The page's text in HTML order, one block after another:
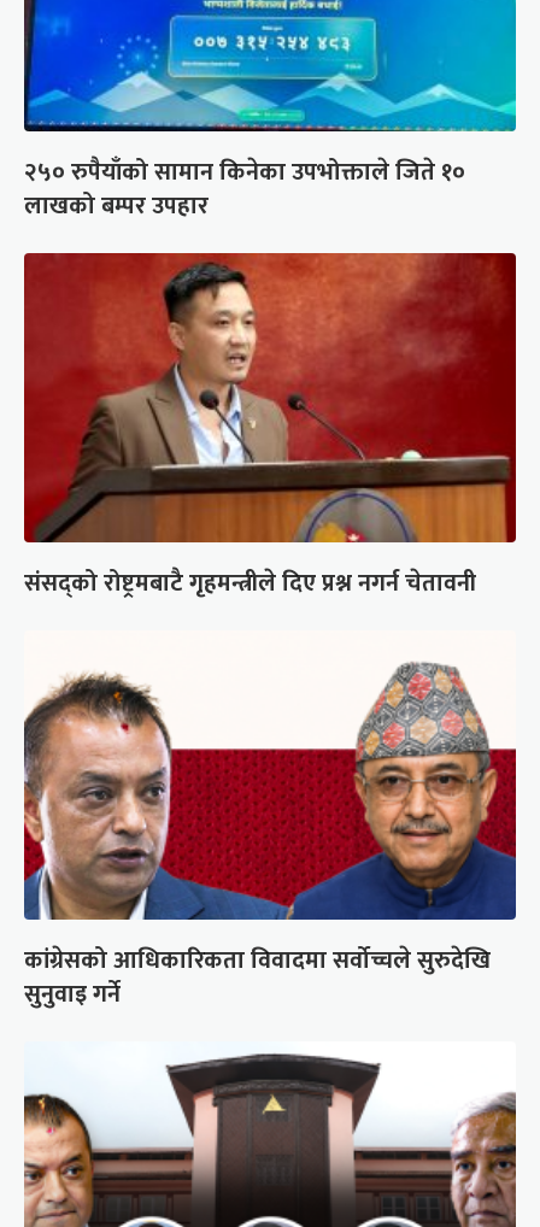
२५० रुपैयाँको सामान किनेका उपभोक्ताले जिते १०
लाखको बम्पर उपहार
संसद्को रोष्ट्रमबाटै गृहमन्त्रीले दिए प्रश्न नगर्न चेतावनी
कांग्रेसको आधिकारिकता विवादमा सर्वोच्चले सुरुदेखि
सुनुवाइ गर्ने